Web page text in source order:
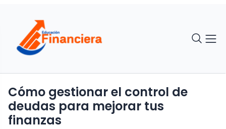
Cómo gestionar el control de
deudas para mejorar tus
finanzas